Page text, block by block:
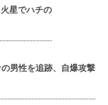
星でハチの
男性を追跡、自爆攻撃